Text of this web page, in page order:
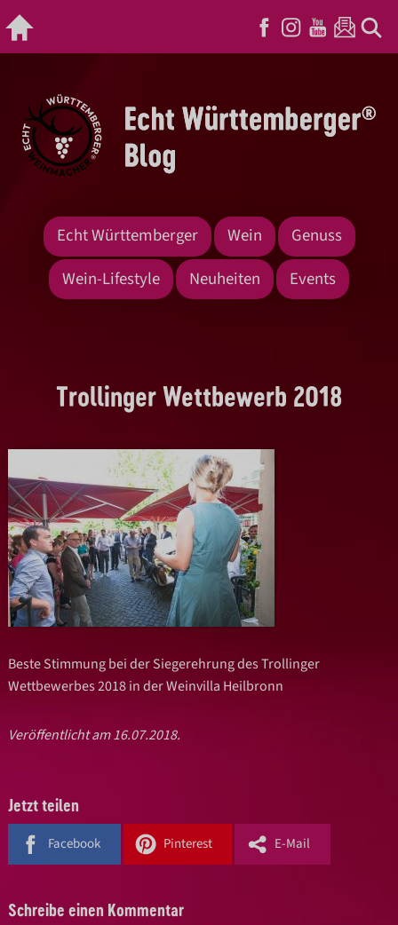
Echt Württemberger Wein
Genuss
Wein-Lifestyle
Neuheiten Events
Trollinger Wettbewerb 2018
Beste Stimmung bei der Siegerehrung des Trollinger
Wettbewerbes 2018 in der Weinvilla Heilbronn
Veröffentlicht am 16.07.2018.
Jetzt teilen
Facebook Pinterest E-Mail
Schreibe einen Kommentar